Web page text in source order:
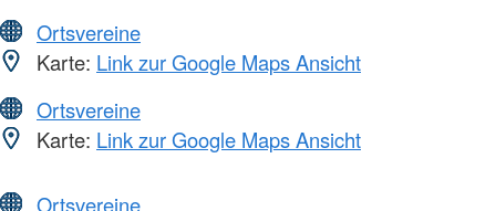
Ortsvereine
Karte: Link zur Google Maps Ansicht
Ortsvereine
Karte: Link zur Google Maps Ansicht
Ortsvereine